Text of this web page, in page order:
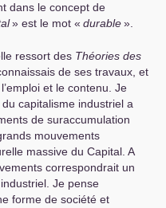
dans le concept de
» est le mot « durable».
ressort des Théories des
de ses travaux, et
et le contenu. Je
capitalisme industriel a
de suraccumulation
mouvements
massive du Capital. A
correspondrait un
Je pense
forme de société et